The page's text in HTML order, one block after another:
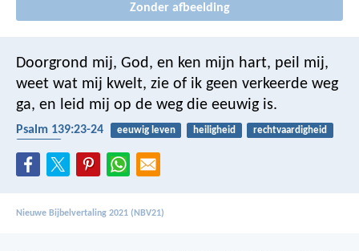
Zonder afbeelding
Doorgrond mij, God, en ken mijn hart, peil mij,
weet wat mij kwelt, zie of ik geen verkeerde weg
ga, en leid mij op de weg die eeuwig is.
Psalm 139:23-24 eeuwig leven heiligheid
rechtvaardigheid
Nieuwe Bijbelvertaling 2021 (NBV21)